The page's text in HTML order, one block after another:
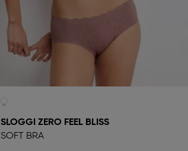
SLOGGI ZERO FEEL BLISS
SOFT BRA